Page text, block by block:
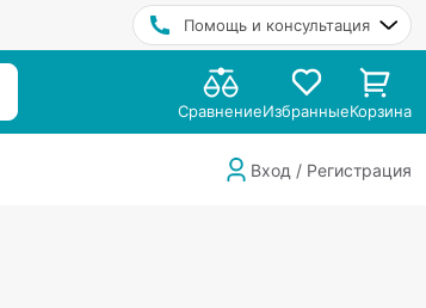
Помощь и консультация
СравнениеИзбранныеКорзина
Вход / Регистрация